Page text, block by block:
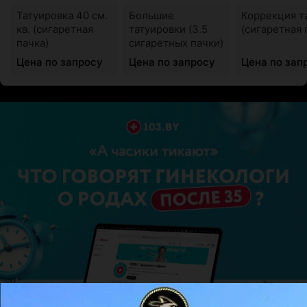
Татуировка 40 см.
кв. (сигаретная
пачка)
Цена по запросу
Большие
татуировки (3.5
сигаретных пачки)
Цена по запросу
Коррекция
(сигаретная
Цена по